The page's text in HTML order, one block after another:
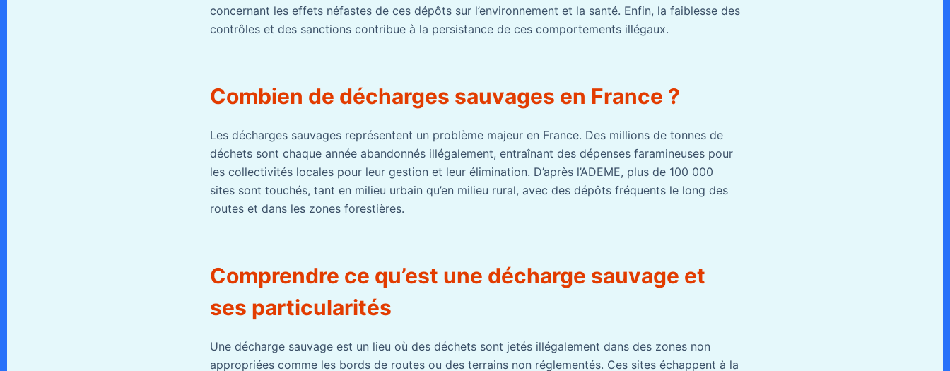
concernant les effets néfastes de ces dépôts sur l’environnement et la santé. Enfin, la faiblesse des
contrôles et des sanctions contribue à la persistance de ces comportements illégaux.
Combien de décharges sauvages en France ?
Les décharges sauvages représentent un problème majeur en France. Des millions de tonnes de
déchets sont chaque année abandonnés illégalement, entraînant des dépenses faramineuses pour
les collectivités locales pour leur gestion et leur élimination. D’après l’ADEME, plus de 100 000
sites sont touchés, tant en milieu urbain qu’en milieu rural, avec des dépôts fréquents le long des
routes et dans les zones forestières.
Comprendre ce qu’est une décharge sauvage et
ses particularités
Une décharge sauvage est un lieu où des déchets sont jetés illégalement dans des zones non
appropriées comme les bords de routes ou des terrains non réglementés. Ces sites échappent à la